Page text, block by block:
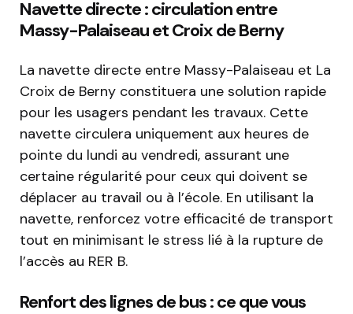
Navette directe : circulation entre
Massy-Palaiseau et Croix de Berny
La navette directe entre Massy-Palaiseau et La
Croix de Berny constituera une solution rapide
pour les usagers pendant les travaux. Cette
navette circulera uniquement aux heures de
pointe du lundi au vendredi, assurant une
certaine régularité pour ceux qui doivent se
déplacer au travail ou à l’école. En utilisant la
navette, renforcez votre efficacité de transport
tout en minimisant le stress lié à la rupture de
l’accès au RER B.
Renfort des lignes de bus : ce que vous